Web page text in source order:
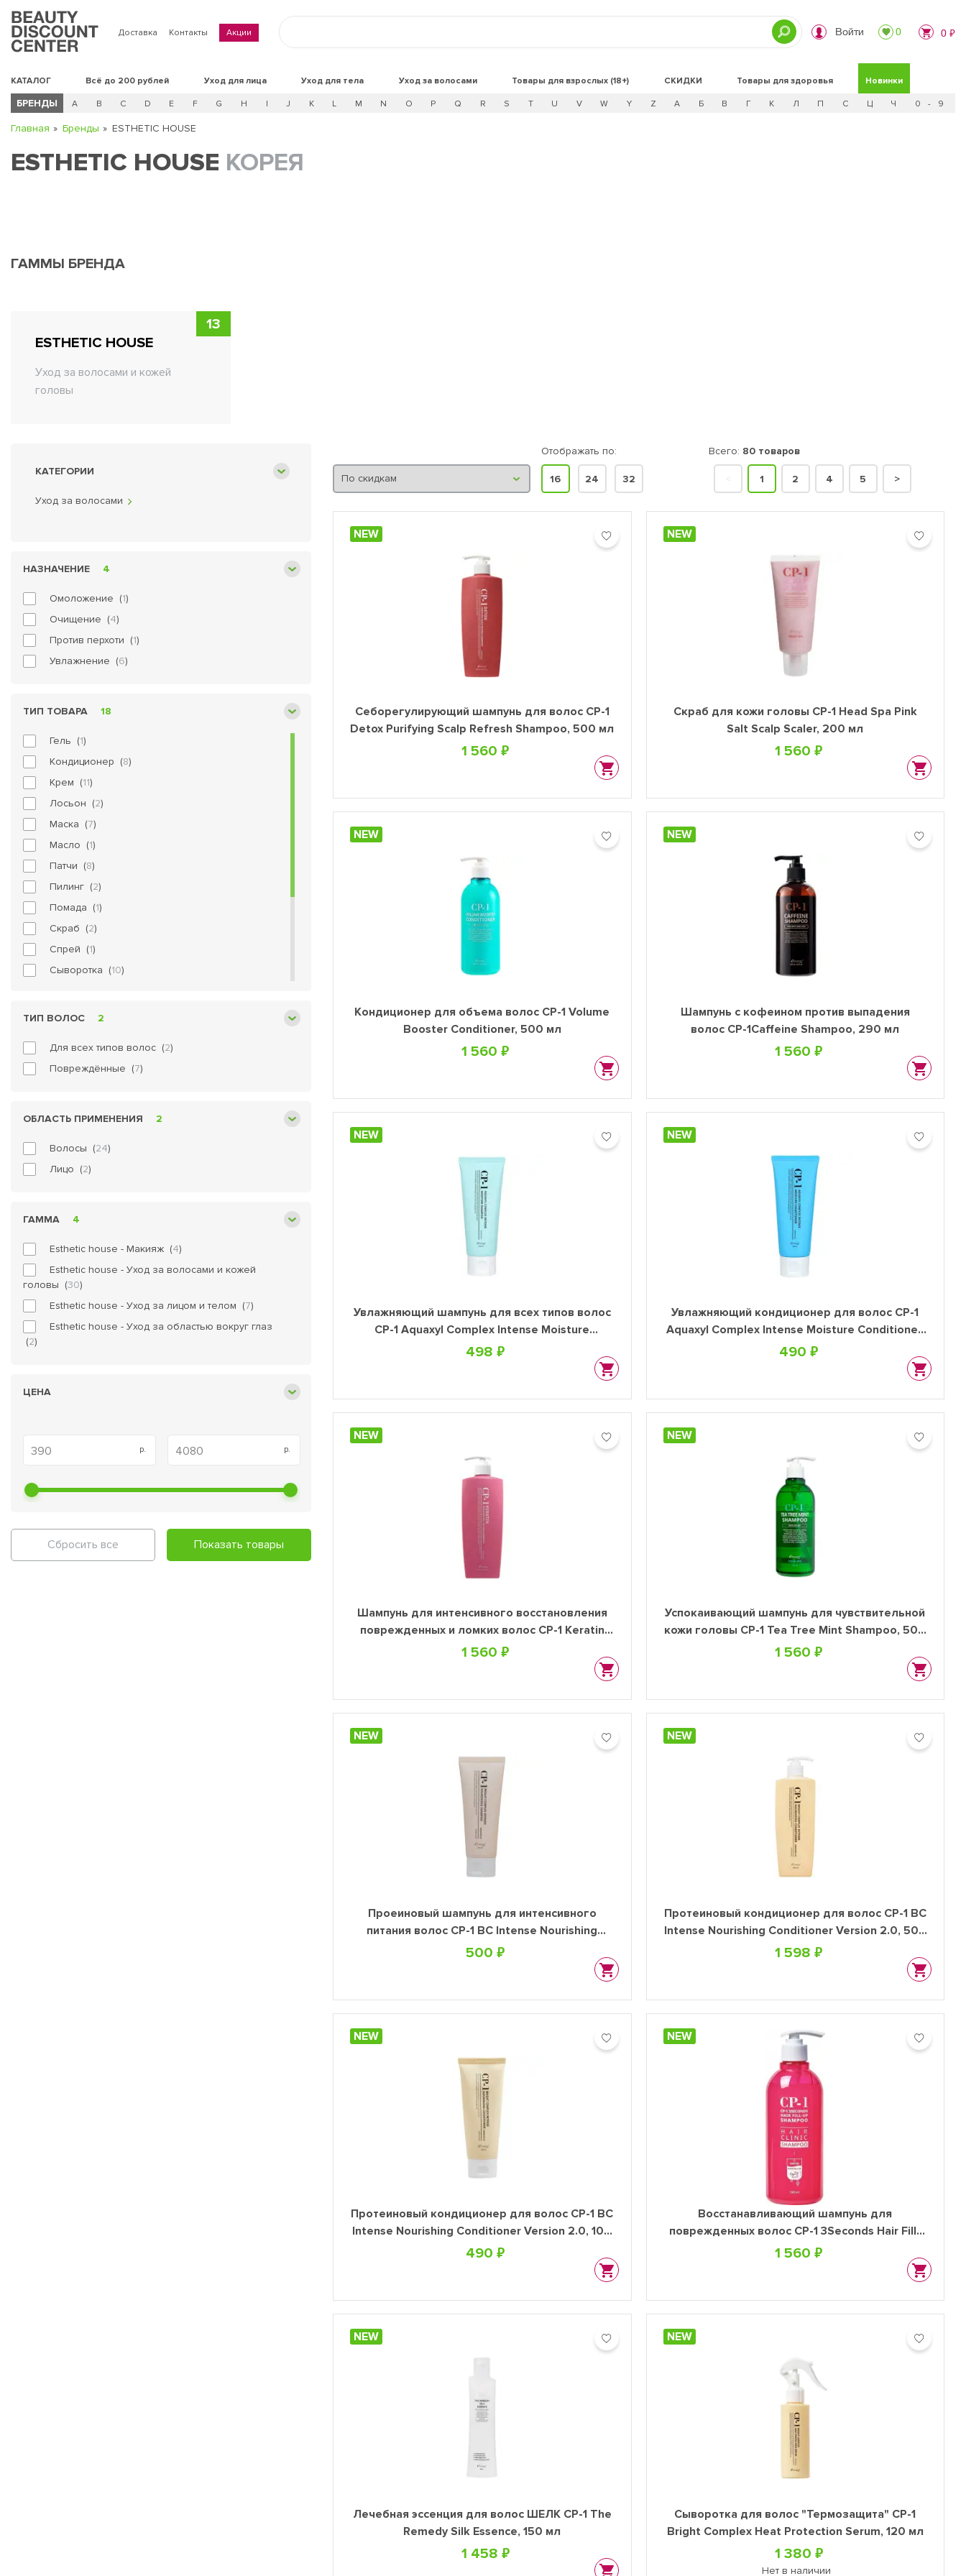
Доставка Контакты Акции Войти 0 0 ₽
КАТАЛОГ Всё до 200 рублей Уход для лица Уход для тела Уход за волосами Товары для взрослых (18+) СКИДКИ Новинки
Товары для здоровья
БРЕНДЫ A B C D E F G H I J K L M N O P Q R S T U V W Y Z А Б В Г К Л П С Ц Ч 0 - 9
Главная Бренды ESTHETIC HOUSE
ESTHETIC HOUSE КОРЕЯ
ГАММЫ БРЕНДА
ESTHETIC HOUSE
Уход за волосами и кожей
головы
13
КАТЕГОРИИ
Уход за волосами
НАЗНАЧЕНИЕ 4
Омоложение (1)
Очищение (4)
Против перхоти (1)
Увлажнение (6)
ТИП ТОВАРА 18
Гель (1)
Кондиционер (8)
Крем (11)
Лосьон (2)
Маска (7)
Масло (1)
Патчи (8)
Пилинг (2)
Помада (1)
Скраб (2)
Спрей (1)
Сыворотка (10)
Хайлайтер (2)
Шампунь (16)
ТИП ВОЛОС 2
Для всех типов волос (2)
Повреждённые (7)
ОБЛАСТЬ ПРИМЕНЕНИЯ 2
Волосы (24)
Лицо (2)
ГАММА 4
Esthetic house - Макияж (4)
Esthetic house - Уход за волосами и кожей
головы (30)
Esthetic house - Уход за лицом и телом (7)
Esthetic house - Уход за областью вокруг глаз
(2)
ЦЕНА
Сбросить все Показать товары
Отображать по:
16 24 32
Всего: 80 товаров
1 2 4 5 >
NEW
Себорегулирующий шампунь для волос CP-1
Detox Purifying Scalp Refresh Shampoo, 500 мл
1 560 ₽
NEW
Скраб для кожи головы CP-1 Head Spa Pink
Salt Scalp Scaler, 200 мл
1 560 ₽
NEW
Кондиционер для объема волос CP-1 Volume
Booster Conditioner, 500 мл
1 560 ₽
NEW
Шампунь с кофеином против выпадения
волос CP-1Caffeine Shampoo, 290 мл
1 560 ₽
NEW
Увлажняющий шампунь для всех типов волос
CP-1 Aquaxyl Complex Intense Moisture
Shampoo, 100 мл
498 ₽
NEW
Увлажняющий кондиционер для волос CP-1
Aquaxyl Complex Intense Moisture Conditioner,
100 мл
490 ₽
NEW
Шампунь для интенсивного восстановления
поврежденных и ломких волос CP-1 Keratin
Intensive Fill-up Hair Shampoo, 500 мл
1 560 ₽
NEW
Успокаивающий шампунь для чувствительной
кожи головы CP-1 Tea Tree Mint Shampoo, 500
мл
1 560 ₽
NEW
Проеиновый шампунь для интенсивного
питания волос CP-1 BC Intense Nourishing
Shampoo Version 2.0, 100 мл
500 ₽
NEW
Протеиновый кондиционер для волос CP-1 BС
Intense Nourishing Conditioner Version 2.0, 500
мл
1 598 ₽
NEW
Протеиновый кондиционер для волос CP-1 BС
Intense Nourishing Conditioner Version 2.0, 100
мл
490 ₽
NEW
Восстанавливающий шампунь для
поврежденных волос CP-1 3Seconds Hair Fill-
Up Shampoo, 500 мл
1 560 ₽
NEW
Лечебная эссенция для волос ШЕЛК CP-1 The
Remedy Silk Essence, 150 мл
1 458 ₽
NEW
Сыворотка для волос "Термозащита" CP-1
Bright Complex Heat Protection Serum, 120 мл
1 380 ₽
Нет в наличии